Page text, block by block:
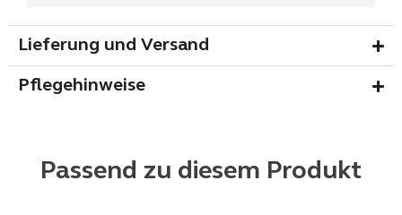
Lieferung und Versand
Pflegehinweise
Passend zu diesem Produkt